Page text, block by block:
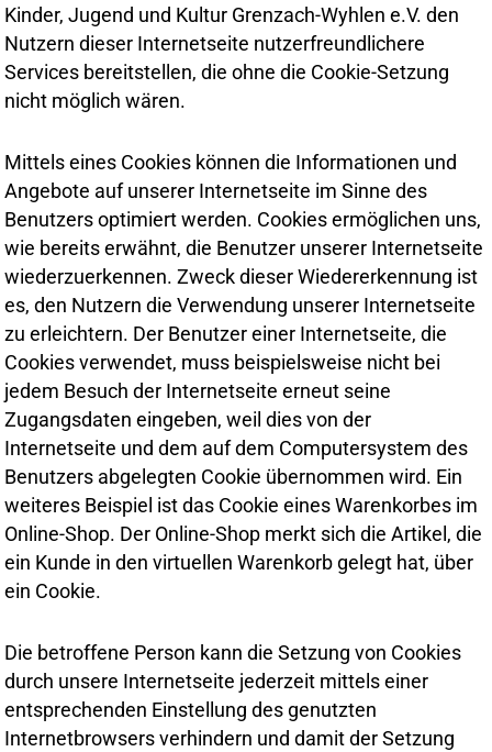
Kinder, Jugend und Kultur Grenzach-Wyhlen e.V. den
Nutzern dieser Internetseite nutzerfreundlichere
Services bereitstellen, die ohne die Cookie-Setzung
nicht möglich wären.
Mittels eines Cookies können die Informationen und
Angebote auf unserer Internetseite im Sinne des
Benutzers optimiert werden. Cookies ermöglichen uns,
wie bereits erwähnt, die Benutzer unserer Internetseite
wiederzuerkennen. Zweck dieser Wiedererkennung ist
es, den Nutzern die Verwendung unserer Internetseite
zu erleichtern. Der Benutzer einer Internetseite, die
Cookies verwendet, muss beispielsweise nicht bei
jedem Besuch der Internetseite erneut seine
Zugangsdaten eingeben, weil dies von der
Internetseite und dem auf dem Computersystem des
Benutzers abgelegten Cookie übernommen wird. Ein
weiteres Beispiel ist das Cookie eines Warenkorbes im
Online-Shop. Der Online-Shop merkt sich die Artikel, die
ein Kunde in den virtuellen Warenkorb gelegt hat, über
ein Cookie.
Die betroffene Person kann die Setzung von Cookies
durch unsere Internetseite jederzeit mittels einer
entsprechenden Einstellung des genutzten
Internetbrowsers verhindern und damit der Setzung